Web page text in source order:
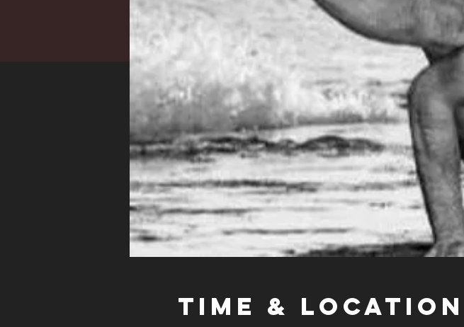
Time & Location